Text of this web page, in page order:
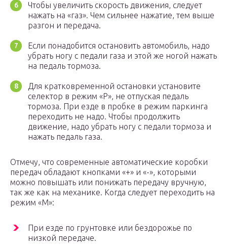
Чтобы увеличить скорость движения, следует
нажать на «газ». Чем сильнее нажатие, тем выше
разгон и передача.
Если понадобится остановить автомобиль, надо
убрать ногу с педали газа и этой же ногой нажать
на педаль тормоза.
Для кратковременной остановки установите
селектор в режим «P», не отпуская педаль
тормоза. При езде в пробке в режим паркинга
переходить не надо. Чтобы продолжить
движение, надо убрать ногу с педали тормоза и
нажать педаль газа.
Отмечу, что современные автоматические коробки
передач обладают кнопками «+» и «-», которыми
можно повышать или понижать передачу вручную,
так же как на механике. Когда следует переходить на
режим «M»:
При езде по грунтовке или бездорожье по
низкой передаче.